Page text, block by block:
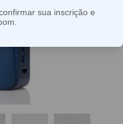
sua inscrição e